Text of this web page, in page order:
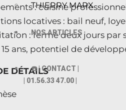
THIERRY MARX
NOS ARTICLES
☎️ | CONTACT |
| 01.56.33 47.00 |
: cuisine
locatives : bail neuf,
: fermé deux jours par
ans, potentiel de
DÉTAILS